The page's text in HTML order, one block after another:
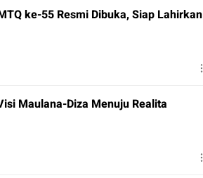
ke-55 Resmi Dibuka, Siap Lahirkan
Maulana-Diza Menuju Realita